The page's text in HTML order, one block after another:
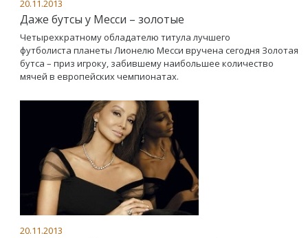
20.11.2013
Даже бутсы у Месси – золотые
Четырехкратному обладателю титула лучшего
футболиста планеты Лионелю Месси вручена сегодня Золотая
бутса – приз игроку, забившему наибольшее количество
мячей в европейских чемпионатах.
20.11.2013